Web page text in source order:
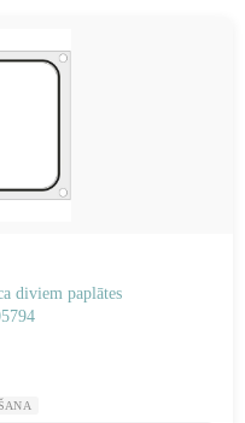
diviem paplātes